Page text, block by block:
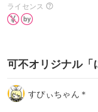
ライセンス
可不オリジナル「
すぴぃちゃん＊